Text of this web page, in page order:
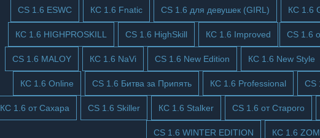
CS 1.6 ESWC КС 1.6 Fnatic CS 1.6 для девушек (GIRL) КС 1.6
КС 1.6 HIGHPROSKILL CS 1.6 HighSkill КС 1.6 Improved CS 1.6
CS 1.6 MALOY КС 1.6 NaVi CS 1.6 New Edition КС 1.6 New Style
КС 1.6 Online CS 1.6 Битва за Припять КС 1.6 Professional CS
КС 1.6 от Сахара CS 1.6 Skiller КС 1.6 Stalker CS 1.6 от Старого
CS 1.6 WINTER EDITION КС 1.6